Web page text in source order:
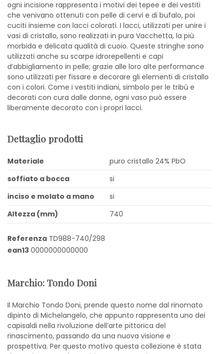
ogni incisione rappresenta i motivi dei tepee e dei vestiti
che venivano ottenuti con pelle di cervi e di bufalo, poi
cuciti insieme con lacci colorati. I lacci, utilizzati per unire i
vasi di cristallo, sono realizzati in pura Vacchetta, la più
morbida e delicata qualità di cuoio. Queste stringhe sono
utilizzati anche su scarpe idrorepellenti e capi
d’abbigliamento in pelle; grazie alle loro alte performance
sono utilizzati per fissare e decorare gli elementi di cristallo
con i colori. Come i vestiti indiani, simbolo per le tribù e
decorati con cura dalle donne, ogni vaso può essere
liberamente decorato con i propri lacci.
Dettaglio prodotti
Materiale
puro cristallo 24% PbO
soffiato a bocca
si
inciso e molato a mano
si
Altezza (mm)
740
Referenza TD988-740/298
ean13 0000000000000
Marchio: Tondo Doni
Il Marchio Tondo Doni, prende questo nome dal rinomato
dipinto di Michelangelo, che appunto rappresenta uno dei
capisaldi nella rivoluzione dell’arte pittorica del
rinascimento, passando da una nuova visione e
prospettiva. Per questo motivo questa collezione è stata